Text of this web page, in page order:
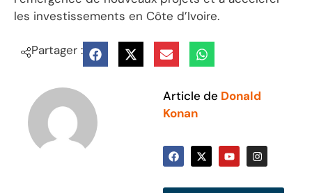
les investissements en Côte d’Ivoire.
Partager :
Article de Donald
Konan